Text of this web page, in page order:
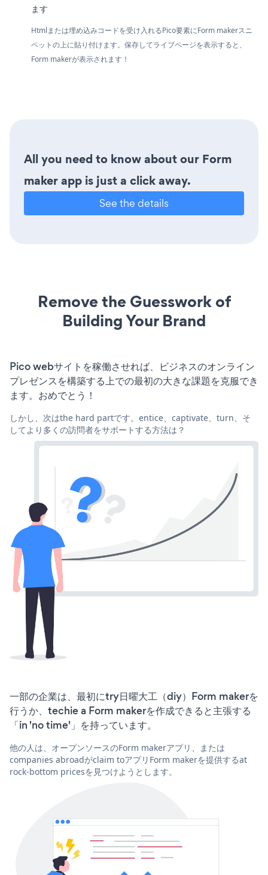
ます
Htmlまたは埋め込みコードを受け入れるPico要素にForm makerスニ
ペットの上に貼り付けます。保存してライブページを表示すると、
Form makerが表示されます！
All you need to know about our Form
maker app is just a click away.
See the details
Remove the Guesswork of
Building Your Brand
Pico webサイトを稼働させれば、ビジネスのオンライン
プレゼンスを構築する上での最初の大きな課題を克服でき
ます。おめでとう！
しかし、次はthe hard partです。entice、captivate、turn、そ
してより多くの訪問者をサポートする方法は？
一部の企業は、最初にtry日曜大工（diy）Form makerを
行うか、techie a Form makerを作成できると主張する
「in 'no time'」を持っています。
他の人は、オープンソースのForm makerアプリ、または
companies abroadがclaim toアプリForm makerを提供するat
rock-bottom pricesを見つけようとします。